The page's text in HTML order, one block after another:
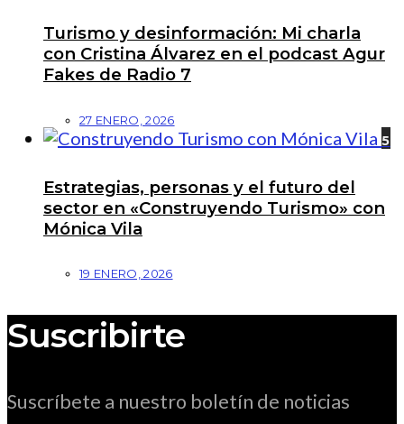
Turismo y desinformación: Mi charla
con Cristina Álvarez en el podcast Agur
Fakes de Radio 7
27 ENERO, 2026
5
Estrategias, personas y el futuro del
sector en «Construyendo Turismo» con
Mónica Vila
19 ENERO, 2026
Suscribirte
Suscríbete a nuestro boletín de noticias